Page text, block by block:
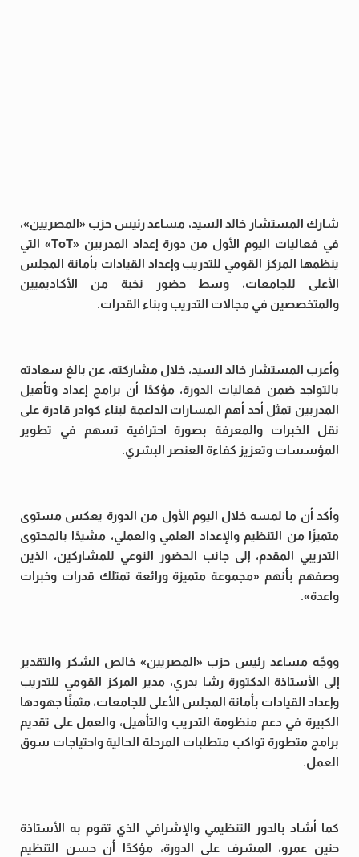
شارك المستشار خالد السيد، مساعد رئيس حزب «المصريين»،
في فعاليات اليوم الأول من دورة إعداد المدربين «ToT» التي
ينظمها المركز القومي للتدريب وإعداد القيادات بأمانة المجلس
الأعلى للجامعات، وسط حضور نخبة من الأكاديميين
والمتخصصين في مجالات التدريب وبناء القدرات.
وأعرب المستشار خالد السيد، خلال مشاركته، عن بالغ سعادته
بالتواجد ضمن فعاليات الدورة، مؤكدًا أن برامج إعداد وتأهيل
المدربين تمثل أحد أهم المسارات الداعمة لبناء كوادر قادرة على
نقل الخبرات والمعرفة بصورة احترافية تسهم في تطوير
المؤسسات وتعزيز كفاءة العنصر البشري.
وأكد أن ما لمسه خلال اليوم الأول من الدورة يعكس مستوى
متميزًا من التنظيم والإعداد العلمي والعملي، مشيدًا بالمحتوى
التدريبي المقدم، إلى جانب الحضور النوعي للمشاركين، الذين
وصفهم بأنهم «مجموعة متميزة ورائعة تمتلك قدرات وخبرات
واعدة».
ووجّه مساعد رئيس حزب «المصريين» خالص الشكر والتقدير
إلى الأستاذة الدكتورة رشا بدري، مدير المركز القومي للتدريب
وإعداد القيادات بأمانة المجلس الأعلى للجامعات، مثمنًا جهودها
الكبيرة في دعم منظومة التدريب والتأهيل، والعمل على تقديم
برامج متطورة تواكب متطلبات المرحلة الحالية واحتياجات سوق
العمل.
كما أشاد بالدور التنظيمي والإشرافي الذي تقوم به الأستاذة
حنين عمرو، المشرف على الدورة، مؤكدًا أن حسن التنظيم